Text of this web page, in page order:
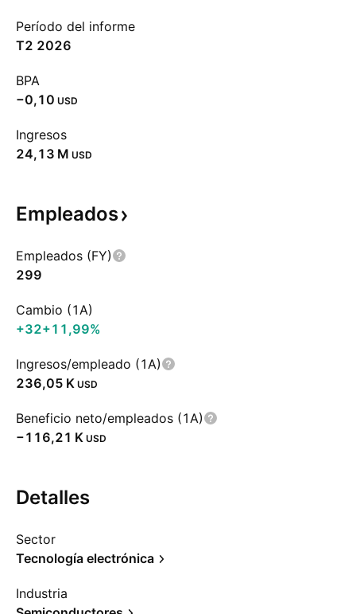
Período del informe
T2 2026
BPA
−0,10 USD
Ingresos
‪24,13 M‬ USD
Empleados
Empleados (FY)
299
Cambio (1A)
+32+11,99%
Ingresos/empleado (1A)
‪236,05 K‬ USD
Beneficio neto/empleados (1A)
‪−116,21 K‬ USD
Detalles
Sector
Tecnología electrónica
Industria